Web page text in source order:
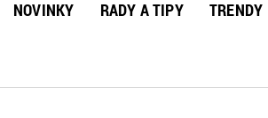
NOVINKY RADY A TIPY TRENDY